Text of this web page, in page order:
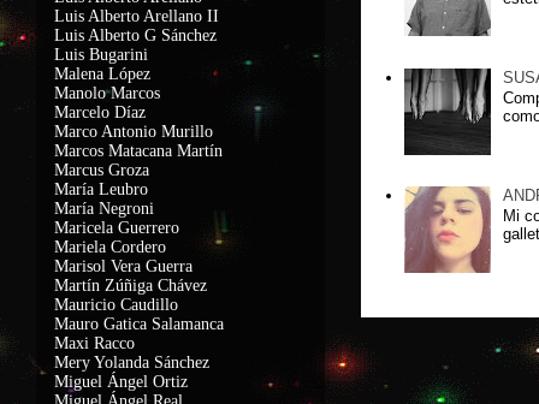
Mi
Luis Alberto Arellano II
Luis Alberto G Sánchez
Luis Bugarini
Malena López
Manolo Marcos
Marcelo Díaz
Marco Antonio Murillo
Marcos Matacana Martín
Marcus Groza
María Leubro
María Negroni
Maricela Guerrero
Mariela Cordero
Marisol Vera Guerra
Martín Zúñiga Chávez
Mauricio Caudillo
Mauro Gatica Salamanca
Maxi Racco
Mery Yolanda Sánchez
Miguel Ángel Ortiz